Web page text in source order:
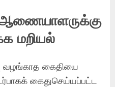
மறியல்
வழங்காத கைதியை
கைதுசெய்யப்பட்ட